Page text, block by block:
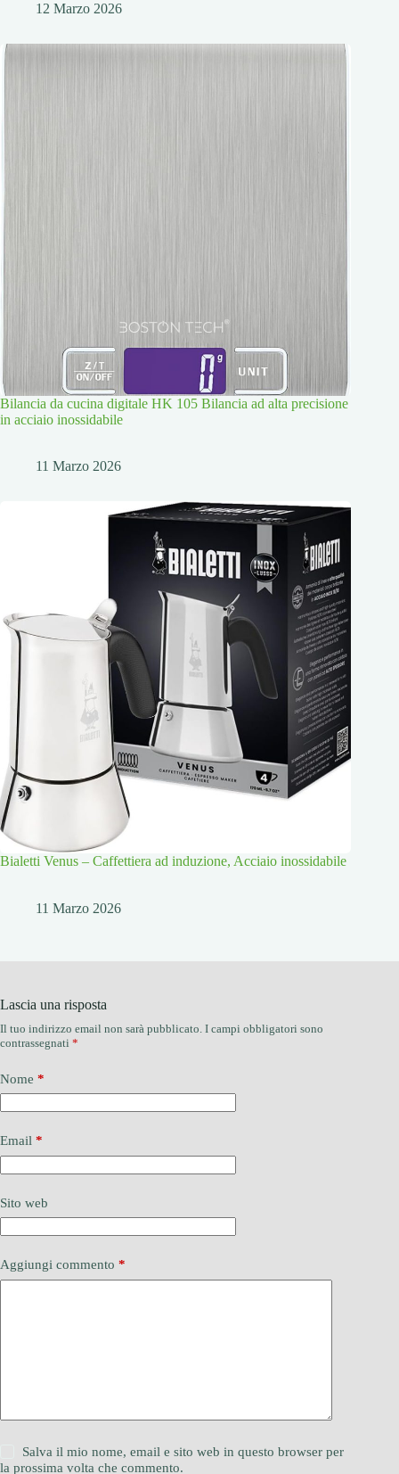
12 Marzo 2026
Bilancia da cucina digitale HK 105 Bilancia ad alta precisione
in acciaio inossidabile
11 Marzo 2026
Bialetti Venus – Caffettiera ad induzione, Acciaio inossidabile
11 Marzo 2026
Lascia una risposta
Il tuo indirizzo email non sarà pubblicato. I campi obbligatori sono
contrassegnati *
Nome *
Email *
Sito web
Aggiungi commento *
Salva il mio nome, email e sito web in questo browser per
la prossima volta che commento.